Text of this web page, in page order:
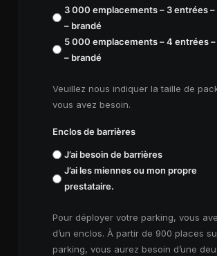
3 000 emplacements – 3 entrées –
– brandé
5 000 emplacements – 4 entrées
– brandé
Veuillez nous indiquer la taille de
vous avez besoin.
Enclos de barrières
J’ai besoin de barrières
J’ai les miennes ou mon propre
prestataire.
Pour déployer votre parking, vous
d’un enclos. À partir de 900 places
parking, vous aurez besoin d’une